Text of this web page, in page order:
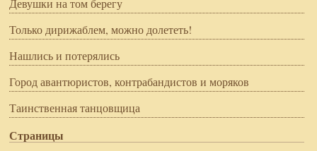
Девушки на том берегу
Только дирижаблем, можно долететь!
Нашлись и потерялись
Город авантюристов, контрабандистов и моряков
Таинственная танцовщица
Страницы